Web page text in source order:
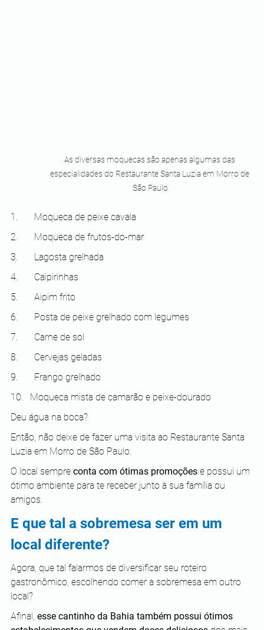
As diversas moquecas são apenas algumas das
especialidades do Restaurante Santa Luzia em Morro de
São Paulo
1.       Moqueca de peixe cavala
2.       Moqueca de frutos-do-mar
3.       Lagosta grelhada
4.       Caipirinhas
5.       Aipim frito
6.       Posta de peixe grelhado com legumes
7.       Carne de sol
8.       Cervejas geladas
9.       Frango grelhado
10.   Moqueca mista de camarão e peixe-dourado
Deu água na boca?
Então, não deixe de fazer uma visita ao Restaurante Santa
Luzia em Morro de São Paulo.
O local sempre conta com ótimas promoções e possui um
ótimo ambiente para te receber junto à sua família ou
amigos.
E que tal a sobremesa ser em um
local diferente?
Agora, que tal falarmos de diversificar seu roteiro
gastronômico, escolhendo comer a sobremesa em outro
local?
Afinal, esse cantinho da Bahia também possui ótimos